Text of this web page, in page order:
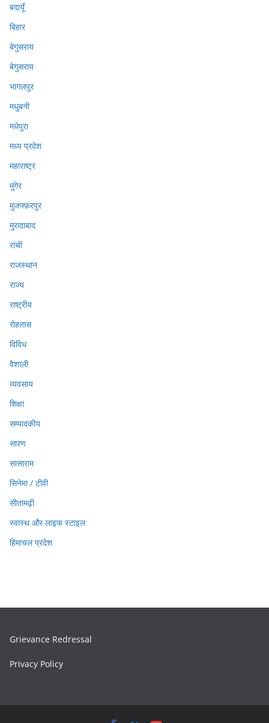
बदायूँ
बिहार
बेगुसराय
बेगुसराय
भागलपुर
मधुबनी
मधेपुरा
मध्य प्रदेश
महाराष्ट्र
मुंगेर
मुजफ्फ़रपुर
मुरादाबाद
रांची
राजस्थान
राज्य
राष्ट्रीय
रोहतास
विविध
वैशाली
व्यवसाय
शिक्षा
सम्पादकीय
सारण
सासाराम
सिनेमा / टीवी
सीतामढ़ी
स्वास्थ और लाइफ स्टाइल
हिमाचल प्रदेश
Grievance Redressal
Privacy Policy